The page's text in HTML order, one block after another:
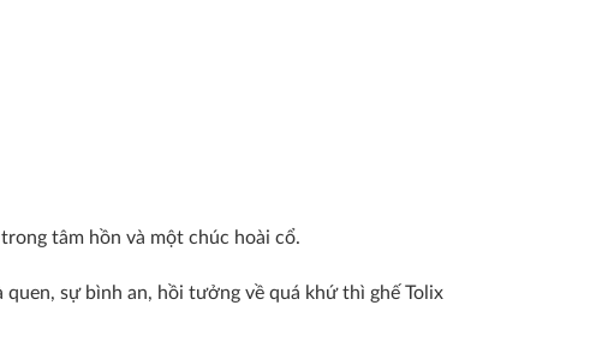
tâm hồn và một chúc hoài cổ.
sự bình an, hồi tưởng về quá khứ thì ghế Tolix